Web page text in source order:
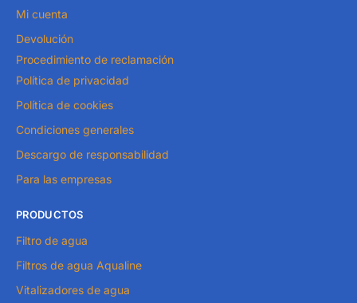
Mi cuenta
Devolución
Procedimiento de reclamación
Política de privacidad
Política de cookies
Condiciones generales
Descargo de responsabilidad
Para las empresas
PRODUCTOS
Filtro de agua
Filtros de agua Aqualine
Vitalizadores de agua